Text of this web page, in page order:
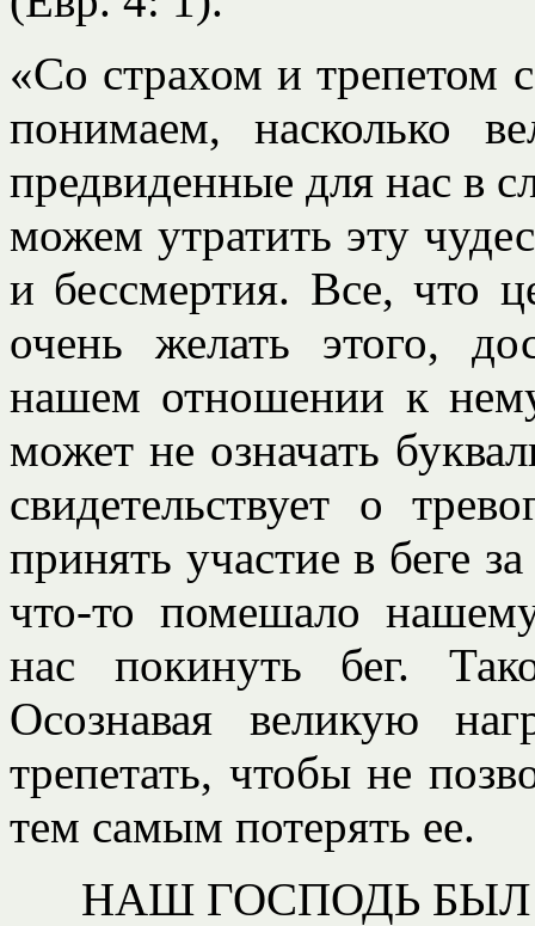
«Со страхом и трепетом
понимаем, насколько
предвиденные для нас в
можем утратить эту
и бессмертия. Все, что
очень желать этого,
нашем отношении к
может не означать
свидетельствует о
принять участие в беге
что-то помешало
нас покинуть бег.
Осознавая великую
трепетать, чтобы не
тем самым потерять ее.
НАШ ГОСПОДЬ